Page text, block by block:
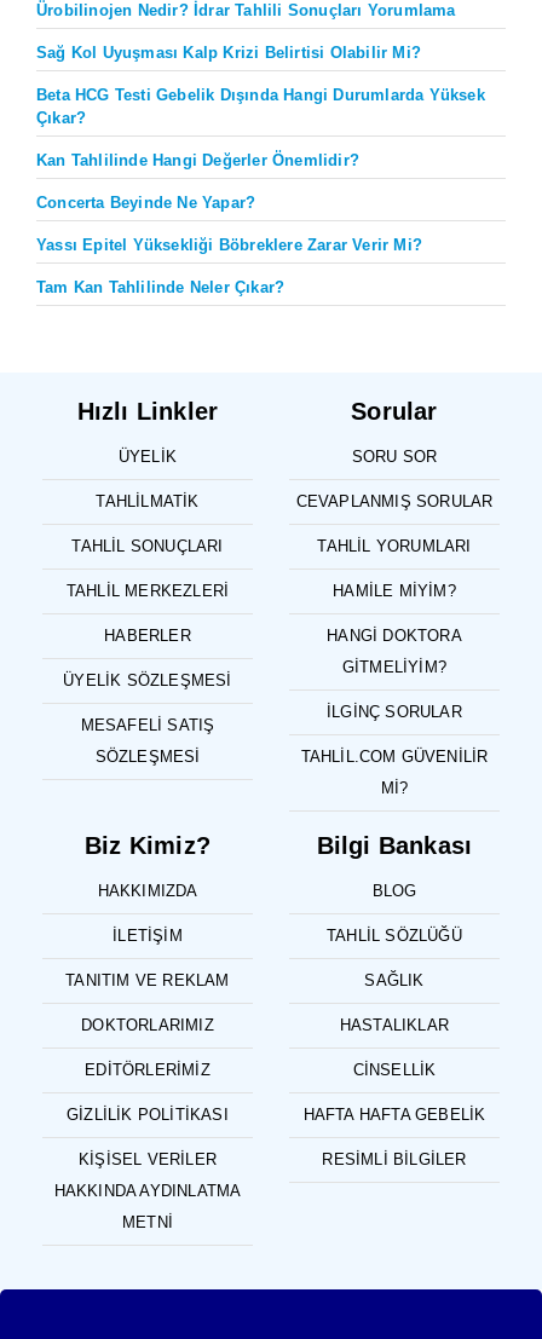
Ürobilinojen Nedir? İdrar Tahlili Sonuçları Yorumlama
Sağ Kol Uyuşması Kalp Krizi Belirtisi Olabilir Mi?
Beta HCG Testi Gebelik Dışında Hangi Durumlarda Yüksek
Çıkar?
Kan Tahlilinde Hangi Değerler Önemlidir?
Concerta Beyinde Ne Yapar?
Yassı Epitel Yüksekliği Böbreklere Zarar Verir Mi?
Tam Kan Tahlilinde Neler Çıkar?
Hızlı Linkler
ÜYELIK
TAHLILMATIK
TAHLIL SONUÇLARI
TAHLIL MERKEZLERI
HABERLER
ÜYELIK SÖZLEŞMESI
MESAFELI SATIŞ
SÖZLEŞMESI
Sorular
SORU SOR
CEVAPLANMIŞ SORULAR
TAHLIL YORUMLARI
HAMILE MIYIM?
HANGI DOKTORA
GITMELIYIM?
İLGINÇ SORULAR
TAHLIL.COM GÜVENILIR
MI?
Biz Kimiz?
HAKKIMIZDA
İLETIŞIM
TANITIM VE REKLAM
DOKTORLARIMIZ
EDITÖRLERIMIZ
GIZLILIK POLITIKASI
KIŞISEL VERILER
HAKKINDA AYDINLATMA
METNI
Bilgi Bankası
BLOG
TAHLIL SÖZLÜĞÜ
SAĞLIK
HASTALIKLAR
CINSELLIK
HAFTA HAFTA GEBELIK
RESIMLI BILGILER